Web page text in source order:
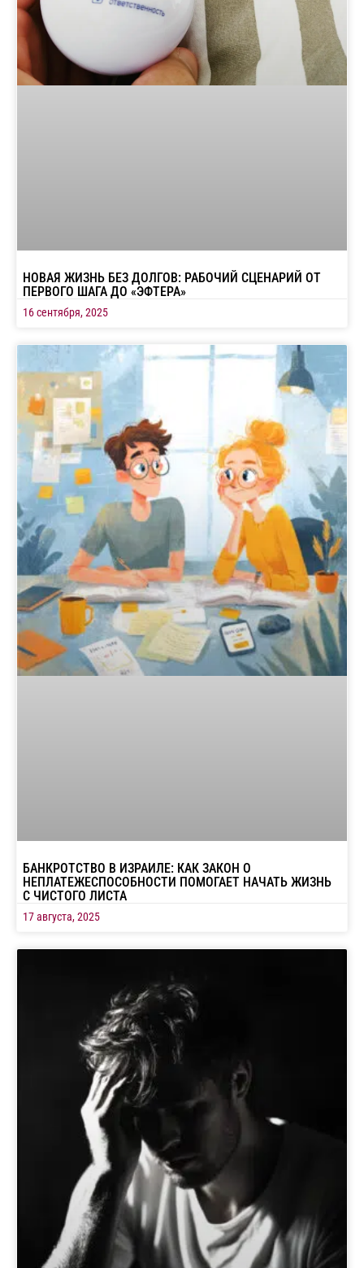
НОВАЯ ЖИЗНЬ БЕЗ ДОЛГОВ: РАБОЧИЙ СЦЕНАРИЙ ОТ
ПЕРВОГО ШАГА ДО «ЭФТЕРА»
16 сентября, 2025
БАНКРОТСТВО В ИЗРАИЛЕ: КАК ЗАКОН О
НЕПЛАТЕЖЕСПОСОБНОСТИ ПОМОГАЕТ НАЧАТЬ ЖИЗНЬ
С ЧИСТОГО ЛИСТА
17 августа, 2025